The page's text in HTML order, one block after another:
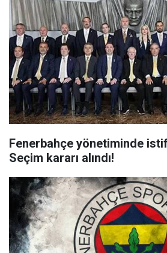
Fenerbahçe yönetiminde
Seçim kararı alındı!